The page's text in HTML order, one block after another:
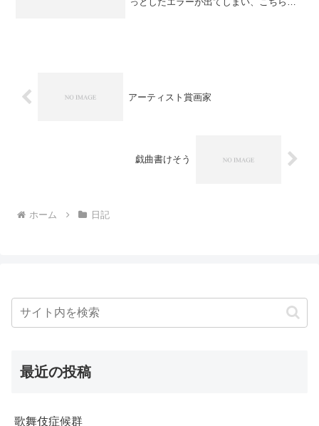
アーティスト賞画家
戯曲書けそう
ホーム 日記
最近の投稿
歌舞伎症候群